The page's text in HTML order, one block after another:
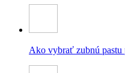
Ako vybrať zubnú pastu